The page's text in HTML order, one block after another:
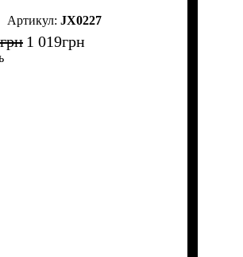
JX0227
грн 1 019грн